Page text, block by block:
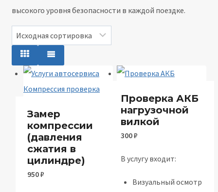
высокого уровня безопасности в каждой поездке.
Замер
компрессии
(давления
сжатия в
цилиндре)
950₽
Проверка АКБ
нагрузочной
вилкой
300₽
В услугу входит:
Визуальный осмотр